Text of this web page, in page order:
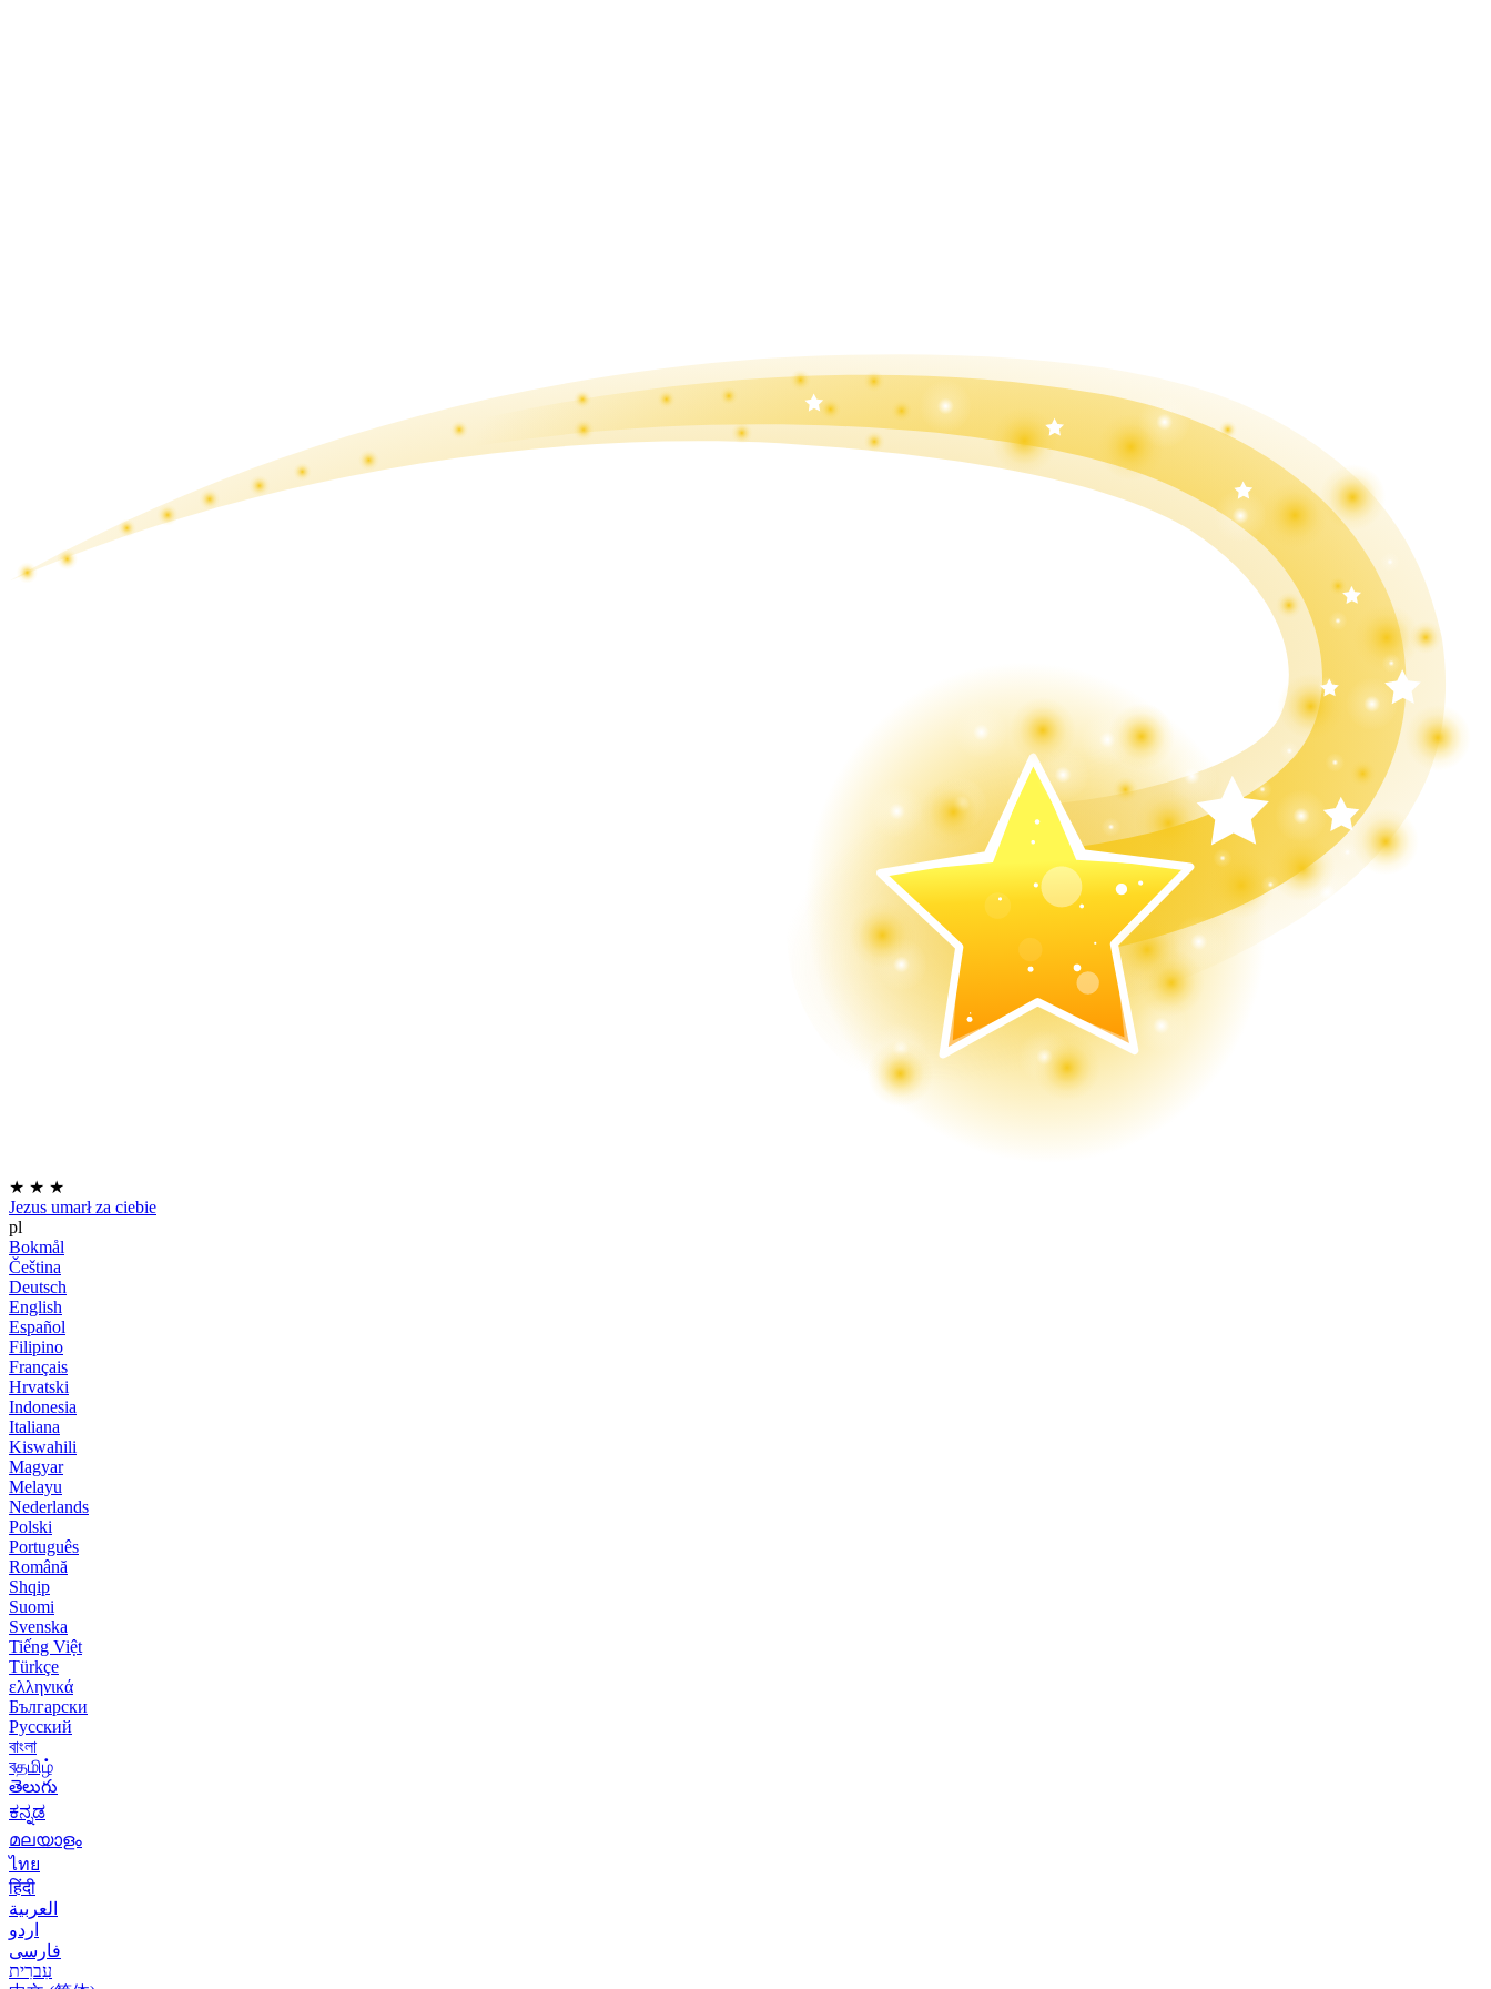
★ ★ ★
Jezus umarł za ciebie
pl
Bokmål
Čeština
Deutsch
English
Español
Filipino
Français
Hrvatski
Indonesia
Italiana
Kiswahili
Magyar
Melayu
Nederlands
Polski
Português
Română
Shqip
Suomi
Svenska
Tiếng Việt
Türkçe
ελληνικά
Български
Русский
বাংলা
বதமிழ்
తెలుగు
ಕನ್ನಡ
മലയാളം
ไทย
हिंदी
العربية
اردو
فارسی
עִברִית